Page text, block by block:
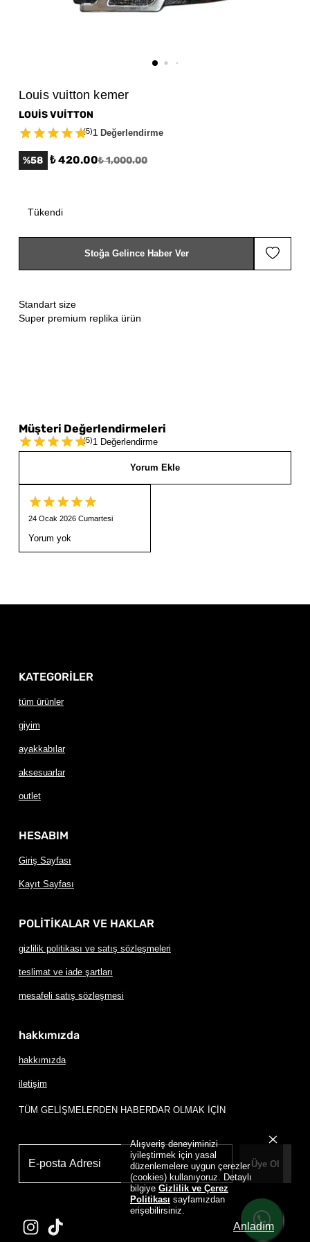
Alışveriş deneyiminizi
iyileştirmek için yasal
düzenlemelere uygun çerezler
(cookies) kullanıyoruz. Detaylı
bilgiye Gizlilik ve Çerez
Politikası sayfamızdan
erişebilirsiniz.
Anladım
Louis vuitton kemer
LOUİS VUİTTON
(5)1 Değerlendirme
%58 ₺ 420.00₺ 1,000.00
Standart size
Super premium replika ürün
Tükendi
Stoğa Gelince Haber Ver
Müşteri Değerlendirmeleri
(5)1 Değerlendirme
Yorum Ekle
24 Ocak 2026 Cumartesi
Yorum yok
KATEGORİLER
tüm ürünler
giyim
ayakkabılar
aksesuarlar
outlet
HESABIM
Giriş Sayfası
Kayıt Sayfası
POLİTİKALAR VE HAKLAR
gizlilik politikası ve satış sözleşmeleri
teslimat ve iade şartları
mesafeli satış sözleşmesi
hakkımızda
hakkımızda
iletişim
TÜM GELİŞMELERDEN HABERDAR OLMAK İÇİN
Üye Ol